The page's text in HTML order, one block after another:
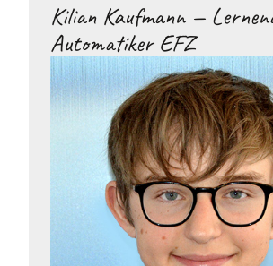
Kilian Kaufmann —
Automatiker EFZ